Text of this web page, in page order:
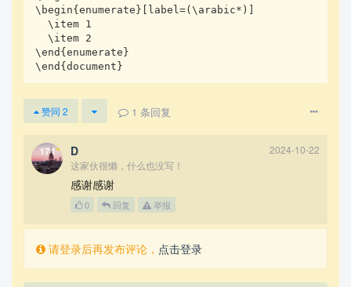
\begin{enumerate}[label=(\arabic*)]
  \item 1
  \item 2
\end{enumerate}
\end{document}
赞同 2 1 条回复
D
2024-10-22
这家伙很懒，什么也没写！
感谢感谢
0 回复 举报
请登录后再发布评论， 点击登录